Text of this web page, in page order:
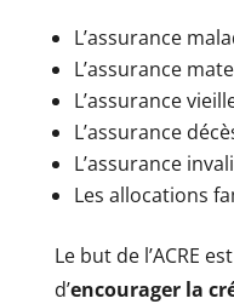
L’assurance
L’assurance
L’assurance
L’assurance
L’assurance
Les allocations
Le but de l’ACRE
d’encourager la